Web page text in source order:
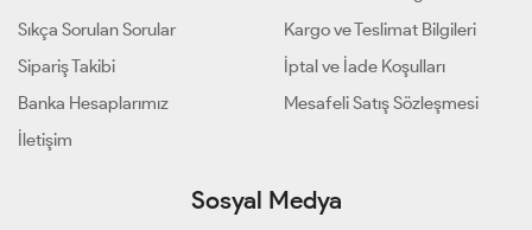
Sıkça Sorulan Sorular
Sipariş Takibi
Banka Hesaplarımız
İletişim
Kargo ve Teslimat Bilgileri
İptal ve İade Koşulları
Mesafeli Satış Sözleşmesi
Sosyal Medya